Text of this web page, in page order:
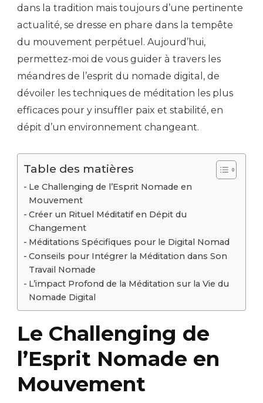
dans la tradition mais toujours d’une pertinente
actualité, se dresse en phare dans la tempête
du mouvement perpétuel. Aujourd’hui,
permettez-moi de vous guider à travers les
méandres de l’esprit du nomade digital, de
dévoiler les techniques de méditation les plus
efficaces pour y insuffler paix et stabilité, en
dépit d’un environnement changeant.
Table des matières
Le Challenging de l’Esprit Nomade en
Mouvement
Créer un Rituel Méditatif en Dépit du
Changement
Méditations Spécifiques pour le Digital Nomad
Conseils pour Intégrer la Méditation dans Son
Travail Nomade
L’impact Profond de la Méditation sur la Vie du
Nomade Digital
Le Challenging de
l’Esprit Nomade en
Mouvement